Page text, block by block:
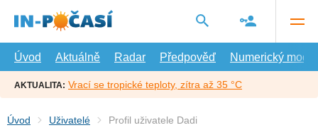
hlavní
Úvod
Aktuálně Radar Předpověď Numerický model
AKTUALITA: Vrací se tropické teploty, zítra až 35 °C
Úvod Uživatelé Profil uživatele Dadi